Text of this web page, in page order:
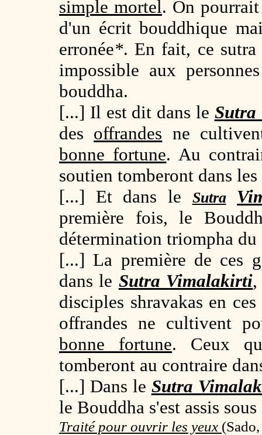
simple mortel. On
d'un écrit bouddhique
erronée*. En fait, ce
impossible aux
bouddha.
[...] Il est dit dans le
des offrandes ne
bonne fortune. Au
soutien tomberont dans les
[...] Et dans le
Sutra
première fois, le
détermination triompha du
[...] La première de ces
dans le Sutra Vimalakirti,
disciples shravakas en
offrandes ne cultivent
bonne fortune. Ceux
tomberont au contraire
[...] Dans le Sutra
le Bouddha s'est assis
Traité pour ouvrir les yeux (